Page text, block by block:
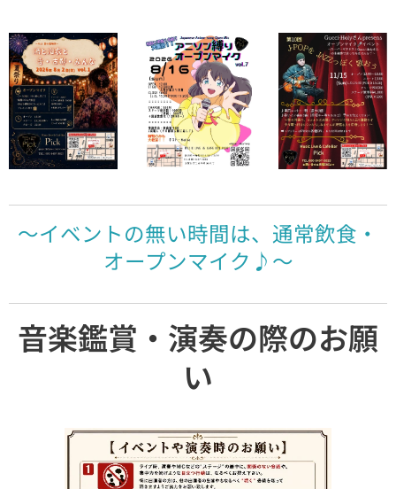
～イベントの無い時間は、通常飲食・
オープンマイク♪～
音楽鑑賞・演奏の際のお願
い